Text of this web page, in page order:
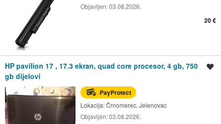
Objavljen:03.08.2026.
20 €
HP pavilion 17 , 17.3 ekran, quad core procesor, 4 gb, 750
gb dijelovi
PayProtect
Lokacija:Črnomerec, Jelenovac
Objavljen:03.08.2026.